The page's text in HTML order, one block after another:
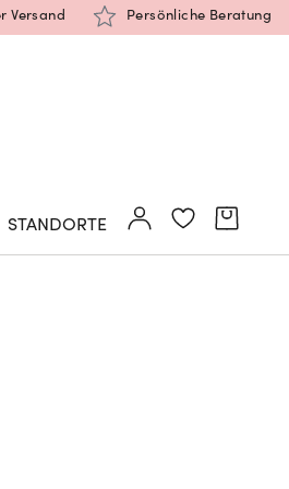
Versand Persönliche Beratung
STANDORTE